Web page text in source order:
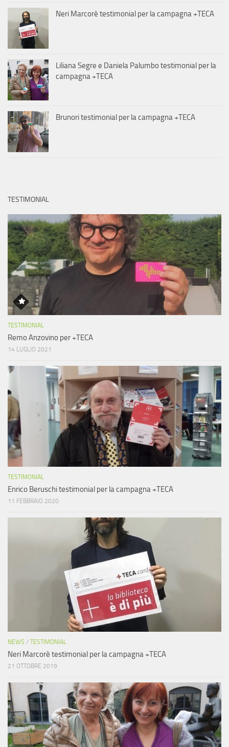
Neri Marcorè testimonial per la campagna +TECA
Liliana Segre e Daniela Palumbo testimonial per la
campagna +TECA
Brunori testimonial per la campagna +TECA
TESTIMONIAL
TESTIMONIAL
Remo Anzovino per +TECA
14 LUGLIO 2021
TESTIMONIAL
Enrico Beruschi testimonial per la campagna +TECA
11 FEBBRAIO 2020
NEWS / TESTIMONIAL
Neri Marcorè testimonial per la campagna +TECA
21 OTTOBRE 2019